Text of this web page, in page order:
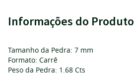
Informações do Produto
Tamanho da Pedra: 7 mm
Formato: Carrê
Peso da Pedra: 1.68 Cts